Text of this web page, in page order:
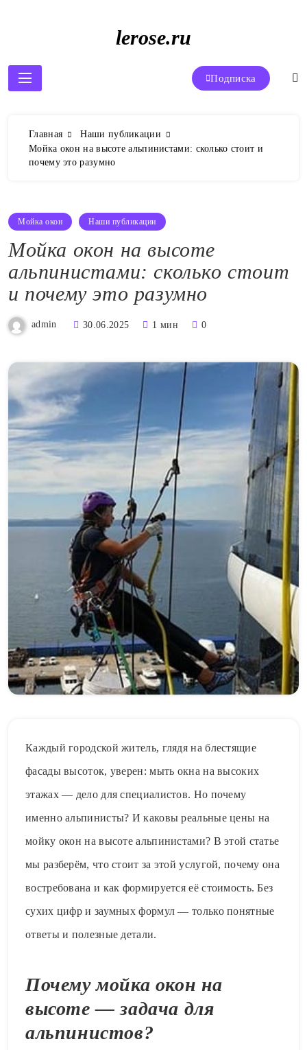
lerose.ru
Подписка
Главная
Наши публикации
Мойка окон на высоте альпинистами: сколько стоит и
почему это разумно
Мойка окон Наши публикации
Мойка окон на высоте
альпинистами: сколько стоит
и почему это разумно
admin 30.06.2025 1 мин 0
Каждый городской житель, глядя на блестящие
фасады высоток, уверен: мыть окна на высоких
этажах — дело для специалистов. Но почему
именно альпинисты? И каковы реальные цены на
мойку окон на высоте альпинистами? В этой статье
мы разберём, что стоит за этой услугой, почему она
востребована и как формируется её стоимость. Без
сухих цифр и заумных формул — только понятные
ответы и полезные детали.
Почему мойка окон на
высоте — задача для
альпинистов?